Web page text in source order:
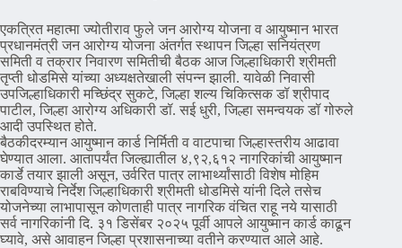
एकत्रित महात्मा ज्योतीराव फुले जन आरोग्य योजना व आयुष्मान भारत
प्रधानमंत्री जन आरोग्य योजना अंतर्गत स्थापन जिल्हा सनियंत्रण
समिती व तक्रार निवारण समितीची बैठक आज जिल्हाधिकारी श्रीमती
तृप्ती धोडमिसे यांच्या अध्यक्षतेखाली संपन्न झाली. यावेळी निवासी
उपजिल्हाधिकारी मच्छिंद्र सुकटे, जिल्हा शल्य चिकित्सक डॉ श्रीपाद
पाटील, जिल्हा आरोग्य अधिकारी डॉ. सई धुरी, जिल्हा समन्वयक डॉ गोरुले
आदी उपस्थित होते.
बैठकीदरम्यान आयुष्मान कार्ड निर्मिती व वाटपाचा जिल्हास्तरीय आढावा
घेण्यात आला. आतापर्यंत जिल्ह्यातील ४,९२,६१२ नागरिकांची आयुष्मान
कार्डे तयार झाली असून, उर्वरित पात्र लाभार्थ्यांसाठी विशेष मोहिम
राबविण्याचे निर्देश जिल्हाधिकारी श्रीमती धोडमिसे यांनी दिले तसेच
योजनेच्या लाभापासून कोणताही पात्र नागरिक वंचित राहू नये यासाठी
सर्व नागरिकांनी दि. ३१ डिसेंबर २०२५ पूर्वी आपले आयुष्मान कार्ड काढून
घ्यावे, असे आवाहन जिल्हा प्रशासनाच्या वतीने करण्यात आले आहे.